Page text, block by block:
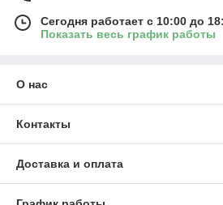
Сегодня работает с 10:00 до
Показать весь график работы
О нас
Контакты
Доставка и оплата